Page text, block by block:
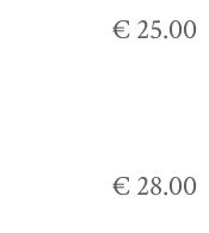
€ 25.00
€ 28.00